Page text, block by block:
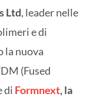
Ltd, leader nelle
e di
la nuova
(Fused
di Formnext, la